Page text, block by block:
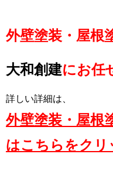
外壁塗装・屋根
大和創建にお任
詳しい詳細は、
外壁塗装・屋根
はこちらをクリ